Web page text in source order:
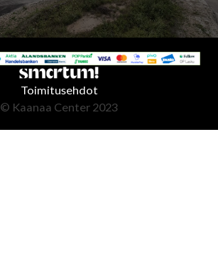
Toimitusehdot
© Kaanaa Center 2023